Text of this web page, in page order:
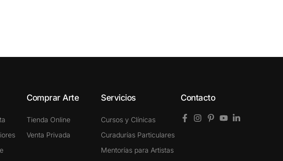
Comprar Arte
Tienda Online
Venta Privada
Servicios
Cursos y Clínicas
Curadurías Particulares
Mentorías para Artistas
Contacto